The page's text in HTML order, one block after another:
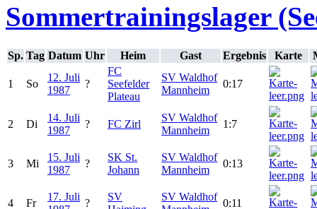
Sommertrainingslager
Sp. Tag Datum Uhr Heim Gast Ergebnis Karte
1 So
12. Juli
1987
?
FC
Seefelder
Plateau
SV Waldhof
Mannheim
0:17
2 Di
14. Juli
1987
? FC Zirl
SV Waldhof
Mannheim
1:7
3 Mi
15. Juli
1987
?
SK St.
Johann
SV Waldhof
Mannheim
0:13
4 Fr
17. Juli
?
SV
SV Waldhof
0:11